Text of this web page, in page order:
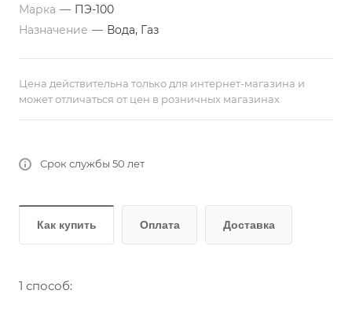
Марка — ПЭ-100
Назначение — Вода, Газ
Цена действительна только для интернет-магазина и
может отличаться от цен в розничных магазинах
Срок службы 50 лет
Как купить Оплата Доставка
1 способ: